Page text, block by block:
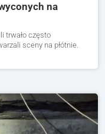
na
trwało często
sceny na płótnie.